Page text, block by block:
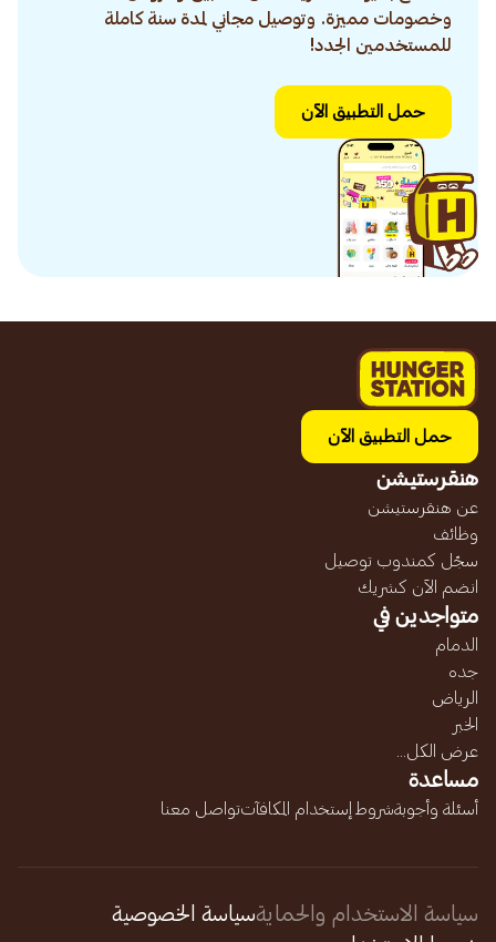
وخصومات مميزة. وتوصيل مجاني لمدة سنة كاملة
للمستخدمين الجدد!
حمل التطبيق الآن
حمل التطبيق الآن
هنقرستيشن
عن هنقرستيشن
وظائف
سجّل كمندوب توصيل
انضم الآن كشريك
متواجدين في
الدمام
جده
الرياض
الخبر
عرض الكل...
مساعدة
أسئلة وأجوبةشروط إستخدام المكافآتتواصل معنا
سياسة الاستخدام والحمايةسياسة الخصوصية